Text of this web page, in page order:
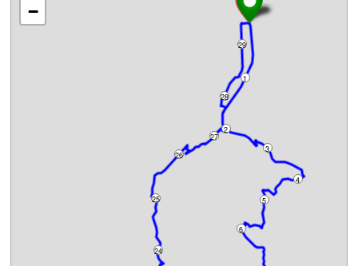
24
4
28
2
6
26
1
3
5
25
27
29
−